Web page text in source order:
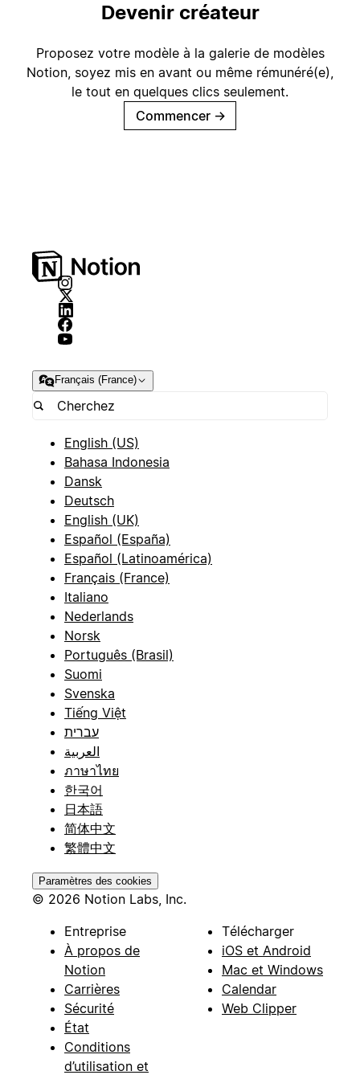
Devenir créateur
Proposez votre modèle à la galerie de modèles
Notion, soyez mis en avant ou même rémunéré(e),
le tout en quelques clics seulement.
Commencer →
Français (France)
English (US)
Bahasa Indonesia
Dansk
Deutsch
English (UK)
Español (España)
Español (Latinoamérica)
Français (France)
Italiano
Nederlands
Norsk
Português (Brasil)
Suomi
Svenska
Tiếng Việt
עברית
العربية
ภาษาไทย
한국어
日本語
简体中文
繁體中文
Paramètres des cookies
© 2026 Notion Labs, Inc.
Entreprise
À propos de
Notion
Carrières
Sécurité
État
Conditions
d’utilisation et
Télécharger
iOS et Android
Mac et Windows
Calendar
Web Clipper